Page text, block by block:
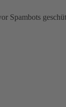
Spambots